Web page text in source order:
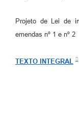
Projeto de Lei de
emendas nº 1 e nº 2
TEXTO INTEGRAL